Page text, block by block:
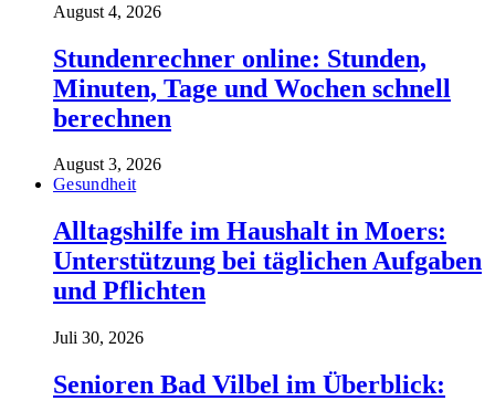
August 4, 2026
Stundenrechner online: Stunden,
Minuten, Tage und Wochen schnell
berechnen
August 3, 2026
Gesundheit
Alltagshilfe im Haushalt in Moers:
Unterstützung bei täglichen Aufgaben
und Pflichten
Juli 30, 2026
Senioren Bad Vilbel im Überblick: